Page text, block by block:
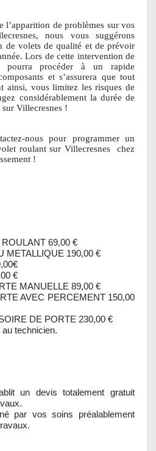
l’apparition de problèmes sur vos
nous vous suggérons
de volets de qualité et de prévoir
Lors de cette intervention de
pourra procéder à un rapide
et s’assurera que tout
ainsi, vous limitez les risques de
considérablement la durée de
Villecresnes !
nous pour programmer un
roulant sur Villecresnes
chez
!
69,00 €
METALLIQUE 190,00 €
€
MANUELLE 89,00 €
AVEC PERCEMENT 150,00
DE PORTE 230,00 €
technicien.
un devis totalement gratuit
par vos soins préalablement